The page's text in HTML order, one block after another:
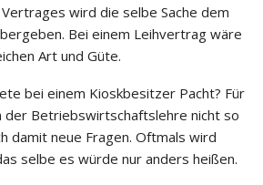
wird die selbe Sache dem
Bei einem Leihvertrag wäre
Art und Güte.
bei einem Kioskbesitzer Pacht? Für
der Betriebswirtschaftslehre nicht so
damit neue Fragen. Oftmals wird
selbe es würde nur anders heißen.